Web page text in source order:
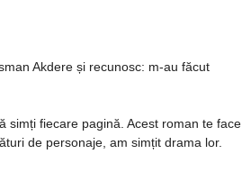
Akdere și recunosc: m-au făcut
simți fiecare pagină. Acest roman te face
de personaje, am simțit drama lor.